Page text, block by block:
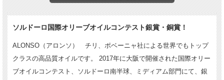
ソルドーロ国際オリーブオイルコンテスト銀賞・銅賞！
ALONSO（アロンソ） チリ、ポベーニャ社による世界でもトップ
クラスの高品質オイルです。 2017年に大阪で開催された国際オリー
ブオイルコンテスト、ソルドーロ南半球、ミディアム部門にて、銀